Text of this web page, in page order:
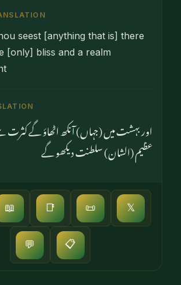
seest [anything that is] there
[only] bliss and a realm
اور بہشت میں (جہاں) آنکھ اٹھاؤ گے
عظیم (الشان) سلطنت دیکھو گے
📖 📑 📜 𝕏
💬 📋